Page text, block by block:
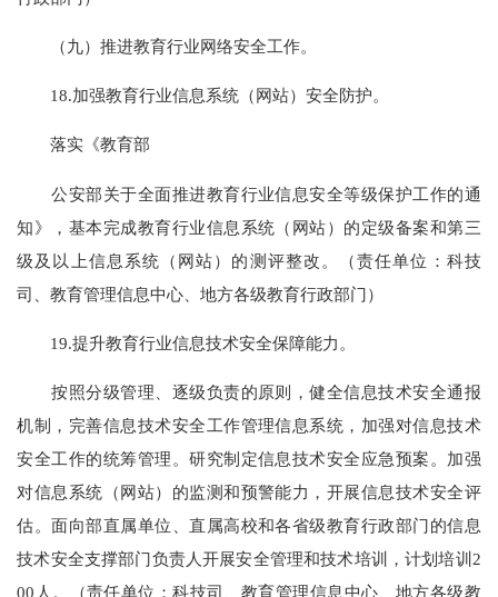
（九）推进教育行业网络安全工作。
18.加强教育行业信息系统（网站）安全防护。
落实《教育部
公安部关于全面推进教育行业信息安全等级保护工作的通
知》，基本完成教育行业信息系统（网站）的定级备案和第三
级及以上信息系统（网站）的测评整改。（责任单位：科技
司、教育管理信息中心、地方各级教育行政部门）
19.提升教育行业信息技术安全保障能力。
按照分级管理、逐级负责的原则，健全信息技术安全通报
机制，完善信息技术安全工作管理信息系统，加强对信息技术
安全工作的统筹管理。研究制定信息技术安全应急预案。加强
对信息系统（网站）的监测和预警能力，开展信息技术安全评
估。面向部直属单位、直属高校和各省级教育行政部门的信息
技术安全支撑部门负责人开展安全管理和技术培训，计划培训2
00人。（责任单位：科技司、教育管理信息中心、地方各级教